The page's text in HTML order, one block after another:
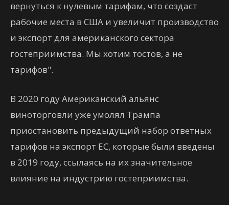
вернуться к нулевым тарифам, что создаст
рабочие места в США и увеличит производство
и экспорт для американского сектора
гостеприимства. Мы хотим тостов, а не
тарифов".
В 2020 году Американский альянс
виноторговли уже умолял Трампа
приостановить предыдущий набор ответных
тарифов на экспорт ЕС, которые были введены
в 2019 году, ссылаясь на их значительное
влияние на индустрию гостеприимства.